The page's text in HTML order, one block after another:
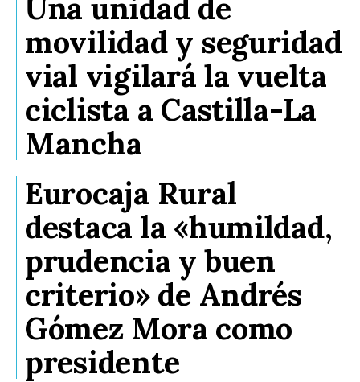
Una unidad de
movilidad y seguridad
vial vigilará la vuelta
ciclista a Castilla-La
Mancha
Eurocaja Rural
destaca la «humildad,
prudencia y buen
criterio» de Andrés
Gómez Mora como
presidente